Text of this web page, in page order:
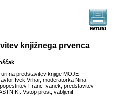
knjižnega prvenca
na predstavitev knjige MOJE
Ivek Vrhar, moderatorka Nina
Franc Ivanek, predstavitev
Vstop prost, vabljeni!